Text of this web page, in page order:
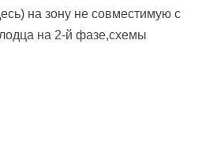
на зону не совместимую с
на 2-й фазе,схемы